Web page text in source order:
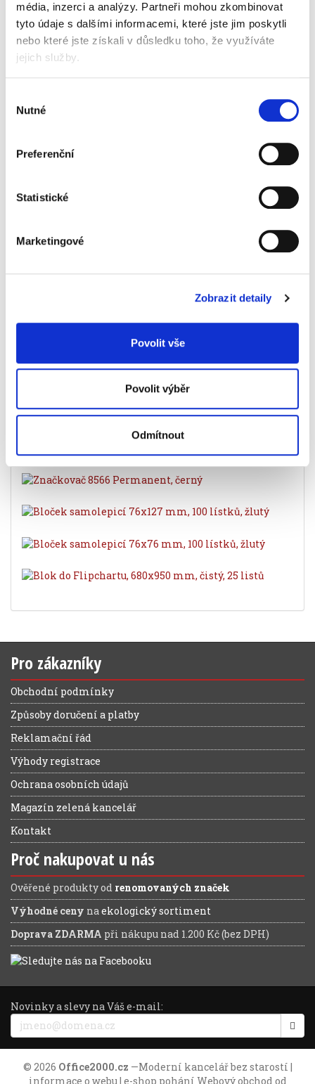
média, inzerci a analýzy. Partneři mohou zkombinovat
tyto údaje s dalšími informacemi, které jste jim poskytli
nebo které jste získali v důsledku toho, že využíváte
jejich služby.
souhlasu
Nutné
Preferenční
Statistické
Marketingové
Zobrazit detaily
Povolit vše
Povolit výběr
Odmítnout
křehké zboží pro přepravu
při převzetí zásilky vždy zkontrolujte stav obalu
zboží
zásilku poškozenou nepřebírejte nebo
Informace o produktu
Flip-chart Personal Eco
Objednací číslo
šířka
90 cm
67 cm
Související produkty
Pro zákazníky
Obchodní podmínky
Způsoby doručení a platby
Reklamační řád
Výhody registrace
Ochrana osobních údajů
Magazín zelená kancelář
Kontakt
Proč nakupovat u nás
Ověřené produkty od renomovaných značek
Výhodné ceny naekologický sortiment
Doprava ZDARMA při nákupu nad 1.200 Kč (bez DPH)
Novinky a slevy na Váš e-mail:
© 2026 Office2000.cz —Moderní kancelář bez starostí |
informace o webu | e-shop pohání Webový obchod od